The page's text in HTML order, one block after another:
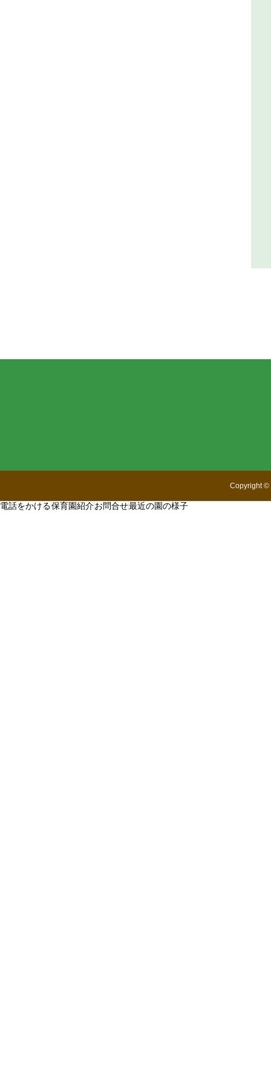
Copyright©
電話をかける保育園紹介お問合せ最近の園の様子